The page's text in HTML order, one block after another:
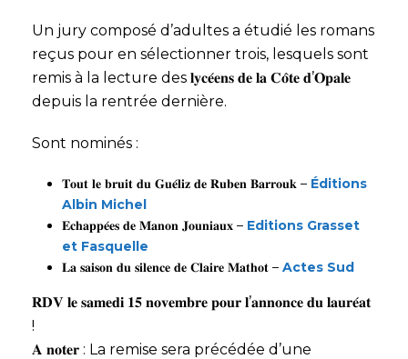
Un jury composé d’adultes a étudié les romans
reçus pour en sélectionner trois, lesquels sont
remis à la lecture des 𝐥𝐲𝐜𝐞́𝐞𝐧𝐬 𝐝𝐞 𝐥𝐚 𝐂𝐨̂𝐭𝐞 𝐝’𝐎𝐩𝐚𝐥𝐞
depuis la rentrée dernière.
Sont nominés :
𝐓𝐨𝐮𝐭 𝐥𝐞 𝐛𝐫𝐮𝐢𝐭 𝐝𝐮 𝐆𝐮𝐞́𝐥𝐢𝐳 𝐝𝐞 𝐑𝐮𝐛𝐞𝐧 𝐁𝐚𝐫𝐫𝐨𝐮𝐤 – Éditions
Albin Michel
𝐄𝐜𝐡𝐚𝐩𝐩𝐞́𝐞𝐬 𝐝𝐞 𝐌𝐚𝐧𝐨𝐧 𝐉𝐨𝐮𝐧𝐢𝐚𝐮𝐱 – Editions Grasset
et Fasquelle
𝐋𝐚 𝐬𝐚𝐢𝐬𝐨𝐧 𝐝𝐮 𝐬𝐢𝐥𝐞𝐧𝐜𝐞 𝐝𝐞 𝐂𝐥𝐚𝐢𝐫𝐞 𝐌𝐚𝐭𝐡𝐨𝐭 – Actes Sud
𝐑𝐃𝐕 𝐥𝐞 𝐬𝐚𝐦𝐞𝐝𝐢 𝟏𝟓 𝐧𝐨𝐯𝐞𝐦𝐛𝐫𝐞 𝐩𝐨𝐮𝐫 𝐥’𝐚𝐧𝐧𝐨𝐧𝐜𝐞 𝐝𝐮 𝐥𝐚𝐮𝐫𝐞́𝐚𝐭
!
𝐀 𝐧𝐨𝐭𝐞𝐫 : La remise sera précédée d’une